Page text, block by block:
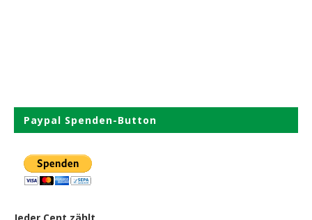
Paypal Spenden-Button
Jeder Cent zählt